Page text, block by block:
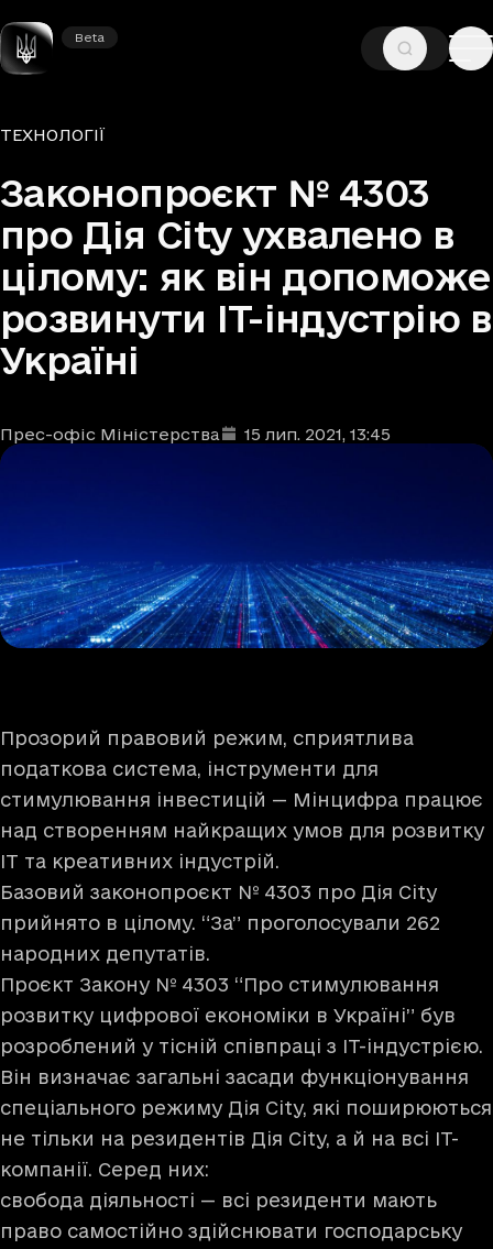
Beta
Beta
ГОЛОВНА —НОВИНИ
Рубрики
ТЕХНОЛОГІЇ
Законопроєкт № 4303
про Дія City ухвалено в
цілому: як він допоможе
розвинути IT-індустрію в
Україні
Автори
Прес-офіс Міністерства
Дата та час публікації: 15 лип. 2021, 13:45
Прозорий правовий режим, сприятлива
податкова система, інструменти для
стимулювання інвестицій — Мінцифра працює
над створенням найкращих умов для розвитку
IT та креативних індустрій.
Базовий законопроєкт № 4303 про Дія City
прийнято в цілому. “За” проголосували 262
народних депутатів.
Проєкт Закону № 4303 “Про стимулювання
розвитку цифрової економіки в Україні” був
розроблений у тісній співпраці з IT-індустрією.
Він визначає загальні засади функціонування
спеціального режиму Дія City, які поширюються
не тільки на резидентів Дія City, а й на всі ІТ-
компанії. Серед них:
свобода діяльності — всі резиденти мають
право самостійно здійснювати господарську